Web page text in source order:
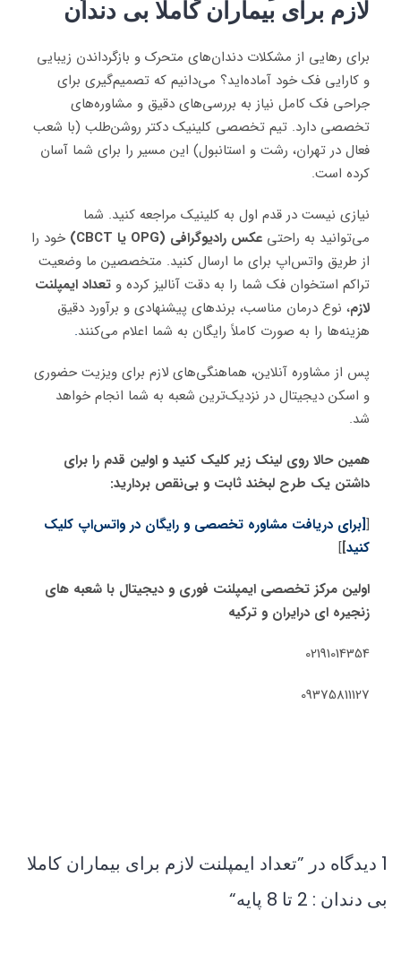
لازم برای بیماران کاملا بی دندان
برای رهایی از مشکلات دندان‌های متحرک و بازگرداندن زیبایی
و کارایی فک خود آماده‌اید؟ می‌دانیم که تصمیم‌گیری برای
جراحی فک کامل نیاز به بررسی‌های دقیق و مشاوره‌های
تخصصی دارد. تیم تخصصی کلینیک دکتر روشن‌طلب (با شعب
فعال در تهران، رشت و استانبول) این مسیر را برای شما آسان
کرده است.
نیازی نیست در قدم اول به کلینیک مراجعه کنید. شما
می‌توانید به راحتی عکس رادیوگرافی (OPG یا CBCT)
خود را
از طریق واتس‌اپ برای ما ارسال کنید. متخصصین ما وضعیت
تراکم استخوان فک شما را به دقت آنالیز کرده و تعداد ایمپلنت
لازم، نوع درمان مناسب، برندهای پیشنهادی و برآورد دقیق
هزینه‌ها را به صورت کاملاً رایگان به شما اعلام می‌کنند.
پس از مشاوره آنلاین، هماهنگی‌های لازم برای ویزیت حضوری
و اسکن دیجیتال در نزدیک‌ترین شعبه به شما انجام خواهد
شد.
همین حالا روی لینک زیر کلیک کنید و اولین قدم را برای
داشتن یک طرح لبخند ثابت و بی‌نقص بردارید:
[[برای دریافت مشاوره تخصصی و رایگان در واتس‌اپ کلیک
کنید]
]
اولین مرکز تخصصی ایمپلنت فوری و دیجیتال با شعبه های
زنجیره ای درایران و ترکیه
02191014354
09375811127
1 دیدگاه در ”
تعداد ایمپلنت لازم برای بیماران کاملا
بی دندان : 2 تا 8 پایه
“